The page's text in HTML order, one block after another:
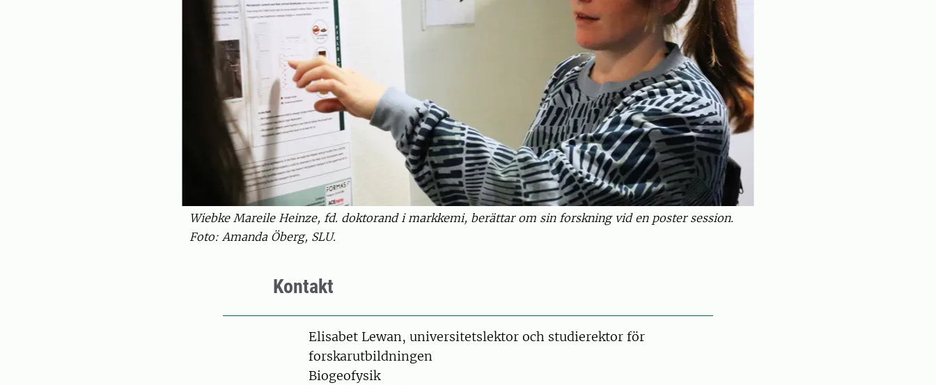
Wiebke Mareile Heinze, fd. doktorand i markkemi, berättar om sin forskning vid en poster session.
Foto: Amanda Öberg, SLU.
Kontakt
PersonElisabet Lewan, universitetslektor och studierektor för
forskarutbildningen
Biogeofysik